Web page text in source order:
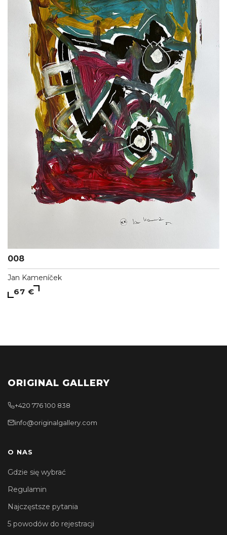
008
Jan Kameníček
67 €
ORIGINAL GALLERY
+420 776 100 838
info@originalgallery.com
O NAS
Gdzie się wybrać
Regulamin
Najczęstsze pytania
5 powodów do rejestracji